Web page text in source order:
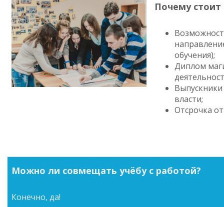
Почему стоит
обучения);
Диплом
власти;
Отсрочка
Можно ли совмещать учёбу с работой?
Конечно, да!